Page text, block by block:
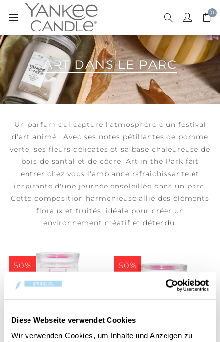
Diese Webseite verwendet Cookies
Wir verwenden Cookies, um Inhalte und Anzeigen zu
(0)
ART DANS LE PARC
Un parfum qui capture l'atmosphère d'un festival
d'art animé : Avec ses notes pétillantes de pomme
verte, ses fleurs délicates et sa base chaleureuse de
bois de santal et de cèdre, Art in the Park fait
entrer chez vous l'ambiance rafraîchissante et
inspirante d'une journée ensoleillée dans un parc.
Cette composition harmonieuse allie des éléments
floraux et fruités, idéale pour créer un
environnement créatif et détendu.
50% 50%